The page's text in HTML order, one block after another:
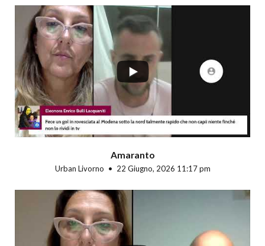
Amaranto
Urban Livorno 22 Giugno, 2026 11:17 pm